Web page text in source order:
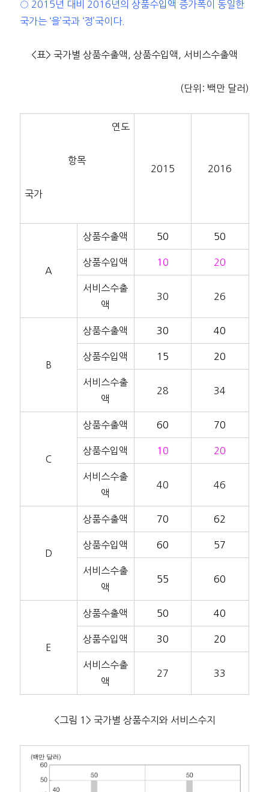
○ 2015년 대비 2016년의 상품수입액 증가폭이 동일한
국가는 ‘을’국과 ‘정’국이다.
<표> 국가별 상품수출액, 상품수입액, 서비스수출액
(단위: 백만 달러)
연도
항목
국가
2015 2016
A
상품수출액 50 50
상품수입액 10 20
서비스수출
액
30 26
B
상품수출액 30 40
상품수입액 15 20
서비스수출
액
28 34
C
상품수출액 60 70
상품수입액 10 20
서비스수출
액
40 46
D
상품수출액 70 62
상품수입액 60 57
서비스수출
액
55 60
E
상품수출액 50 40
상품수입액 30 20
서비스수출
액
27 33
<그림 1> 국가별 상품수지와 서비스수지